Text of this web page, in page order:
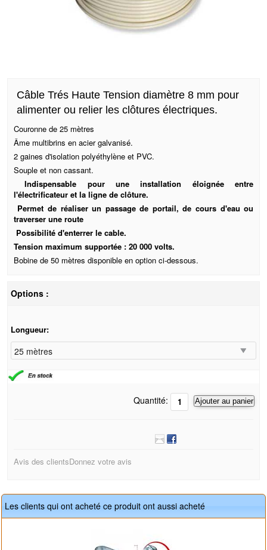
Câble Trés Haute Tension diamètre 8 mm pour
alimenter ou relier les clôtures électriques.
Couronne de 25 mètres
Âme multibrins en acier galvanisé.
2 gaines d'isolation polyéthylène et PVC.
Souple et non cassant.
Indispensable pour une installation éloignée entre
l'électrificateur et la ligne de clôture.
Permet de réaliser un passage de portail, de cours d'eau ou
traverser une route
Possibilité d'enterrer le cable.
Tension maximum supportée : 20 000 volts.
Bobine de 50 mètres disponible en option ci-dessous.
Options :
Longueur:
Quantité: Ajouter au panier
Avis des clientsDonnez votre avis
Les clients qui ont acheté ce produit ont aussi acheté